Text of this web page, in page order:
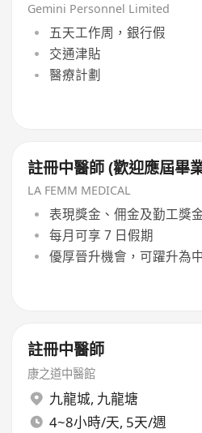
Gemini Personnel Limited
五天工作周，銀行假
交通津貼
醫療計劃
註冊中醫師 (歡迎應屆畢
LA FEMM MEDICAL
表現獎金、佣金及勤工獎
每月可享 7 日假期
優厚晉升機會，可躍升為
註冊中醫師
康之道中醫館
九龍城, 九龍塘
4~8小時/天, 5天/週